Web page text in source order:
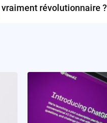
vraiment révolutionnaire ?